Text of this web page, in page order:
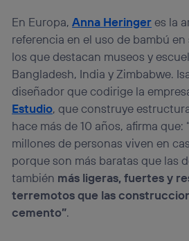
En Europa,Anna Heringeres la
referencia en el uso de bambú
los que destacan museos y
Bangladesh, India y Zimbabwe.
diseñador que codirige la
Estudio, que construye
hace más de 10 años, afirma que:
millones de personas viven en
porque son más baratas que las
también más ligeras, fuertes y
terremotos que las
cemento”.